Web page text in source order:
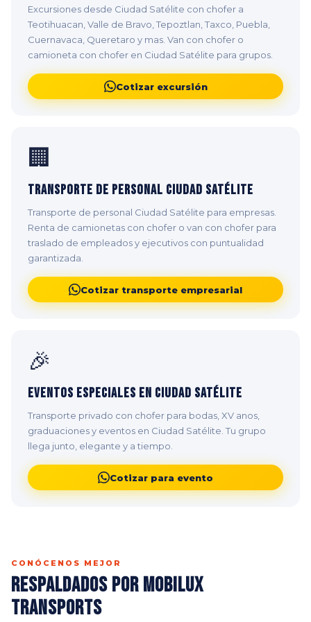
Excursiones desde Ciudad Satélite con chofer a
Teotihuacan, Valle de Bravo, Tepoztlan, Taxco, Puebla,
Cuernavaca, Queretaro y mas. Van con chofer o
camioneta con chofer en Ciudad Satélite para grupos.
Cotizar excursión
🏢
Transporte de Personal Ciudad Satélite
Transporte de personal Ciudad Satélite para empresas.
Renta de camionetas con chofer o van con chofer para
traslado de empleados y ejecutivos con puntualidad
garantizada.
Cotizar transporte empresarial
🎉
Eventos Especiales en Ciudad Satélite
Transporte privado con chofer para bodas, XV anos,
graduaciones y eventos en Ciudad Satélite. Tu grupo
llega junto, elegante y a tiempo.
Cotizar para evento
CONÓCENOS MEJOR
Respaldados por Mobilux
Transports